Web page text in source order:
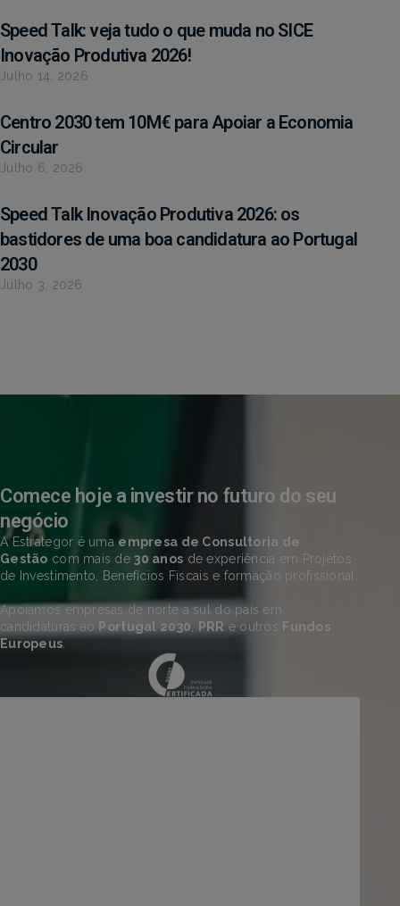
Speed Talk: veja tudo o que muda no SICE
Inovação Produtiva 2026!
Julho 14, 2026
Centro 2030 tem 10M€ para Apoiar a Economia
Circular
Julho 6, 2026
Speed Talk Inovação Produtiva 2026: os
bastidores de uma boa candidatura ao Portugal
2030
Julho 3, 2026
Comece hoje a investir no futuro do seu
negócio
A Estrategor é uma empresa de Consultoria de
Gestão com mais de30 anos de experiência em Projetos
de Investimento, Benefícios Fiscais e formação profissional.
Apoiamos empresas de norte a sul do país em
candidaturas ao Portugal 2030 PRR e outros Fundos
Europeus